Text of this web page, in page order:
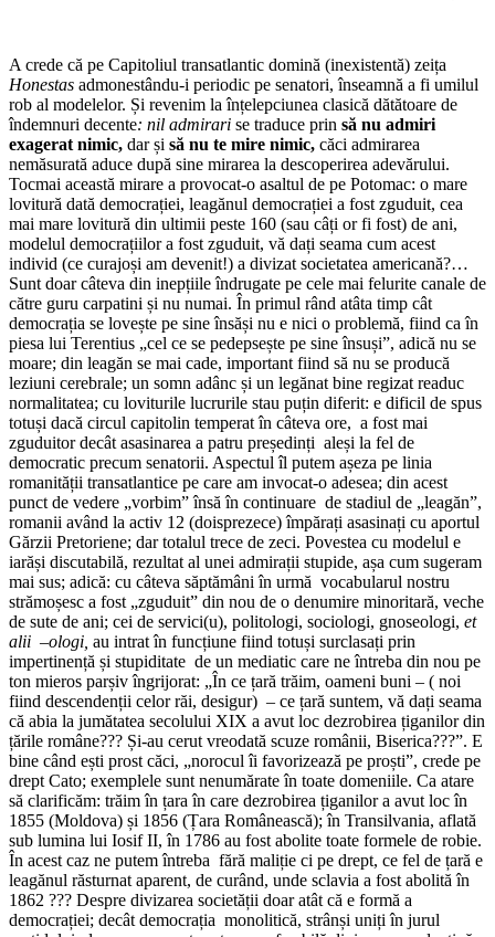
A crede că pe Capitoliul transatlantic domină (inexistentă) zeița
Honestas admonestându-i periodic pe senatori, înseamnă a fi umilul
rob al modelelor. Și revenim la înțelepciunea clasică dătătoare de
îndemnuri decente: nil admirari se traduce prin să nu admiri
exagerat nimic, dar și să nu te mire nimic, căci admirarea
nemăsurată aduce după sine mirarea la descoperirea adevărului.
Tocmai această mirare a provocat-o asaltul de pe Potomac: o mare
lovitură dată democrației, leagănul democrației a fost zguduit, cea
mai mare lovitură din ultimii peste 160 (sau câți or fi fost) de ani,
modelul democrațiilor a fost zguduit, vă dați seama cum acest
individ (ce curajoși am devenit!) a divizat societatea americană?…
Sunt doar câteva din inepțiile îndrugate pe cele mai felurite canale de
către guru carpatini și nu numai. În primul rând atâta timp cât
democrația se lovește pe sine însăși nu e nici o problemă, fiind ca în
piesa lui Terentius „cel ce se pedepsește pe sine însuși”, adică nu se
moare; din leagăn se mai cade, important fiind să nu se producă
leziuni cerebrale; un somn adânc și un legănat bine regizat readuc
normalitatea; cu loviturile lucrurile stau puțin diferit: e dificil de spus
totuși dacă circul capitolin temperat în câteva ore, a fost mai
zguduitor decât asasinarea a patru președinți aleși la fel de
democratic precum senatorii. Aspectul îl putem așeza pe linia
romanității transatlantice pe care am invocat-o adesea; din acest
punct de vedere „vorbim” însă în continuare de stadiul de „leagăn”,
romanii având la activ 12 (doisprezece) împărați asasinați cu aportul
Gărzii Pretoriene; dar totalul trece de zeci. Povestea cu modelul e
iarăși discutabilă, rezultat al unei admirații stupide, așa cum sugeram
mai sus; adică: cu câteva săptămâni în urmă vocabularul nostru
strămoșesc a fost „zguduit” din nou de o denumire minoritară, veche
de sute de ani; cei de servici(u), politologi, sociologi, gnoseologi, et
alii –ologi, au intrat în funcțiune fiind totuși surclasați prin
impertinență și stupiditate de un mediatic care ne întreba din nou pe
ton mieros parșiv îngrijorat: „În ce țară trăim, oameni buni – ( noi
fiind descendenții celor răi, desigur) – ce țară suntem, vă dați seama
că abia la jumătatea secolului XIX a avut loc dezrobirea țiganilor din
țările române??? Și-au cerut vreodată scuze românii, Biserica???”. E
bine când ești prost căci, „norocul îi favorizează pe proști”, crede pe
drept Cato; exemplele sunt nenumărate în toate domeniile. Ca atare
să clarificăm: trăim în țara în care dezrobirea țiganilor a avut loc în
1855 (Moldova) și 1856 (Țara Românească); în Transilvania, aflată
sub lumina lui Iosif II, în 1786 au fost abolite toate formele de robie.
În acest caz ne putem întreba fără maliție ci pe drept, ce fel de țară e
leagănul răsturnat aparent, de curând, unde sclavia a fost abolită în
1862 ??? Despre divizarea societății doar atât că e formă a
democrației; decât democrația monolitică, strânși uniți în jurul